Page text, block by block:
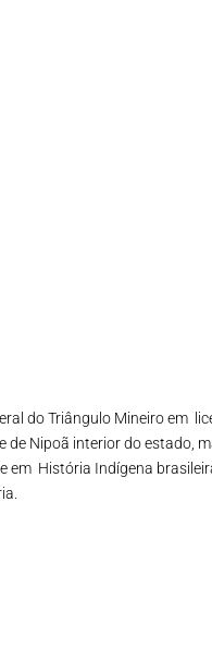
do Triângulo Mineiro em
de Nipoã interior do estado,
em História Indígena